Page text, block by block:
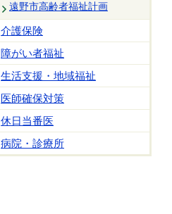
遠野市高齢者福祉計画
介護保険
障がい者福祉
生活支援・地域福祉
医師確保対策
休日当番医
病院・診療所